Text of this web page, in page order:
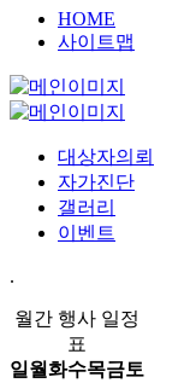
HOME
사이트맵
대상자의뢰
자가진단
갤러리
이벤트
.
월간 행사 일정
표
일 월화수목금토